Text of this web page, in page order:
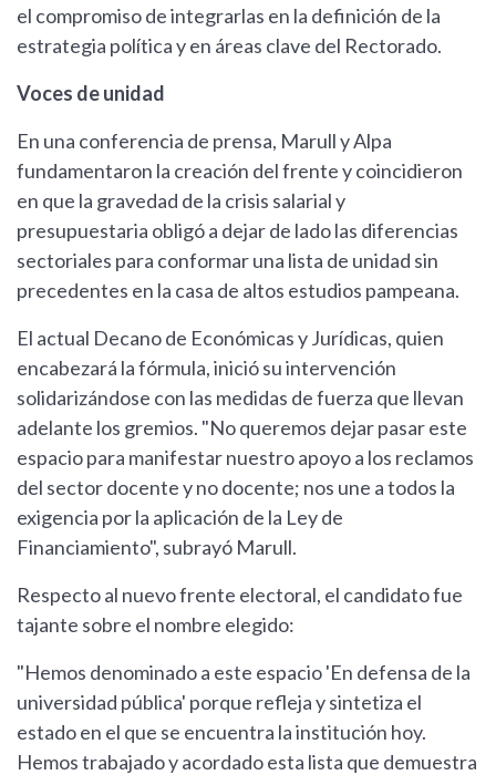
el compromiso de integrarlas en la definición de la
estrategia política y en áreas clave del Rectorado.
Voces de unidad
En una conferencia de prensa, Marull y Alpa
fundamentaron la creación del frente y coincidieron
en que la gravedad de la crisis salarial y
presupuestaria obligó a dejar de lado las diferencias
sectoriales para conformar una lista de unidad sin
precedentes en la casa de altos estudios pampeana.
El actual Decano de Económicas y Jurídicas, quien
encabezará la fórmula, inició su intervención
solidarizándose con las medidas de fuerza que llevan
adelante los gremios. "No queremos dejar pasar este
espacio para manifestar nuestro apoyo a los reclamos
del sector docente y no docente; nos une a todos la
exigencia por la aplicación de la Ley de
Financiamiento", subrayó Marull.
Respecto al nuevo frente electoral, el candidato fue
tajante sobre el nombre elegido:
"Hemos denominado a este espacio 'En defensa de la
universidad pública' porque refleja y sintetiza el
estado en el que se encuentra la institución hoy.
Hemos trabajado y acordado esta lista que demuestra